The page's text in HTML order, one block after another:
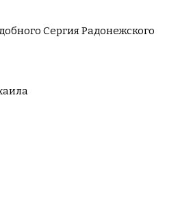
Сергия Радонежского